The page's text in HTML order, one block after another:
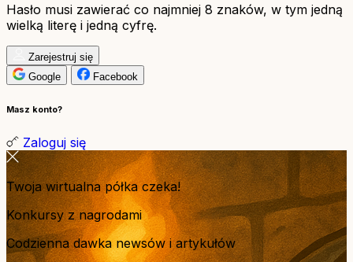
Hasło musi zawierać co najmniej 8 znaków, w tym jedną
wielką literę i jedną cyfrę.
Zarejestruj się
Google
Facebook
Masz konto?
Zaloguj się
Twoja wirtualna półka czeka!
Konkursy z nagrodami
Codzienna dawka newsów i artykułów